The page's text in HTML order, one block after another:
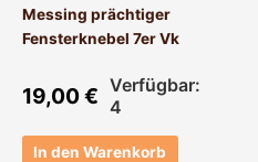
Messing prächtiger
Fensterknebel 7er Vk
19,00€ Verfügbar:
4
In den Warenkorb